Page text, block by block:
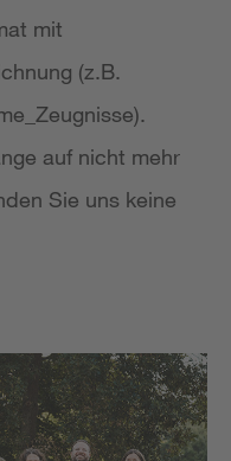
mit
(z.B.
auf nicht mehr
Sie uns keine